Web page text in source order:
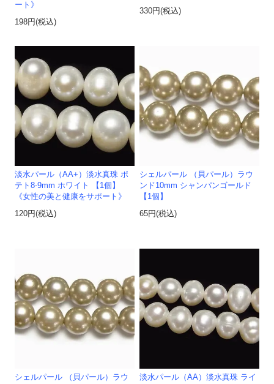
ート》
198円(税込)
330円(税込)
淡水パール（AA+）淡水真珠 ポ
テト8-9mm ホワイト 【1個】
《女性の美と健康をサポート》
120円(税込)
シェルパール （貝パール）ラウ
ンド10mm シャンパンゴールド
【1個】
65円(税込)
シェルパール （貝パール）ラウ 淡水パール（AA）淡水真珠 ライ